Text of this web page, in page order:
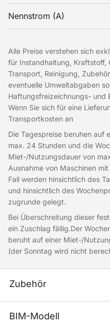
Nennstrom (A)
Alle Preise verstehen sich
für Instandhaltung, Kraftstoff,
Transport, Reinigung,
eventuelle Umweltabgaben
Haftungsfreizeichnungs- und
Wenn Sie sich für eine
Transportkosten an
Die Tagespreise beruhen auf
max. 24 Stunden und die
Miet-/Nutzungsdauer von
Ausnahme von Maschinen
Fall werden hinsichtlich des
und hinsichtlich des
zugrunde gelegt.
Bei Überschreitung dieser
ein Zuschlag fällig.Der
beruht auf einer Miet-/
(der Sonntag wird nicht
Zubehör
BIM-Modell